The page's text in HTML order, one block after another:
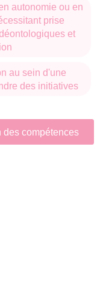
autonomie ou en
prise
et
au sein d'une
des initiatives
compétences